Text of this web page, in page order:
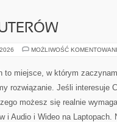
MOŻLIWOŚĆ
to miejsce, w którym
rozwiązanie. Jeśli interesuje
możesz się realnie
i Audio i Wideo na Laptopach.